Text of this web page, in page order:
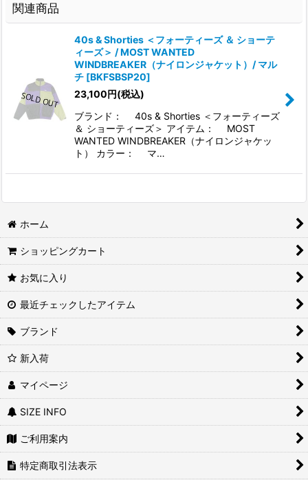
関連商品
40s & Shorties ＜フォーティーズ ＆ ショーテ
ィーズ＞ / MOST WANTED
WINDBREAKER（ナイロンジャケット）/ マル
チ [BKFSBSP20]
23,100円(税込)
ブランド： 40s & Shorties ＜フォーティーズ
＆ ショーティーズ＞ アイテム： MOST
WANTED WINDBREAKER（ナイロンジャケッ
ト） カラー： マ…
ホーム
ショッピングカート
お気に入り
最近チェックしたアイテム
ブランド
新入荷
マイページ
SIZE INFO
ご利用案内
特定商取引法表示